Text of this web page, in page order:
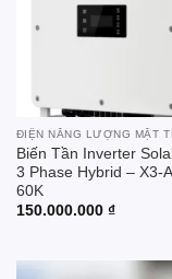
ĐIỆN NĂNG LƯỢNG MẶT
Biến Tần Inverter
3 Phase Hybrid – X3-
60K
150.000.000 ₫